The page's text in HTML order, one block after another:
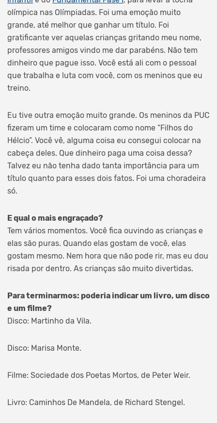
olímpica nas Olímpiadas. Foi uma emoção muito
grande, até melhor que ganhar um título. Foi
gratificante ver aquelas crianças gritando meu nome,
professores amigos vindo me dar parabéns. Não tem
dinheiro que pague isso. Você está ali com o pessoal
que trabalha e luta com você, com os meninos que eu
treino.
Eu tive outra emoção muito grande. Os meninos da PUC
fizeram um time e colocaram como nome “Filhos do
Hélcio”. Você vê, alguma coisa eu consegui colocar na
cabeça deles. Que dinheiro paga uma coisa dessa?
Talvez eu não tenha dado tanta importância para um
título quanto para esses dois fatos. Foi uma choradeira
só.
E qual o mais engraçado?
Tem vários momentos. Você fica ouvindo as crianças e
elas são puras. Quando elas gostam de você, elas
gostam mesmo. Nem hora que não pode rir, mas eu dou
risada por dentro. As crianças são muito divertidas.
Para terminarmos: poderia indicar um livro, um disco
e um filme?
Disco: Martinho da Vila.
Disco: Marisa Monte.
Filme: Sociedade dos Poetas Mortos, de Peter Weir.
Livro: Caminhos De Mandela, de Richard Stengel.